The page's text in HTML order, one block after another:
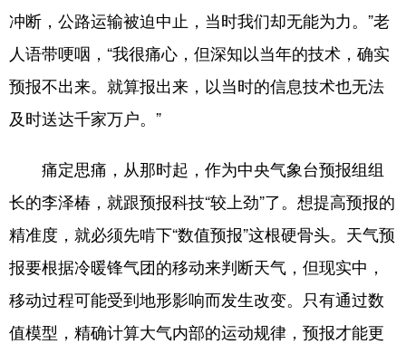
新疆 内蒙古 黑龙江
多语种频道
Русский язык 日本語 한국어
Deutsch Português
冲断，公路运输被迫中止，当时我们却无能为力。”老
人语带哽咽，“我很痛心，但深知以当年的技术，确实
预报不出来。就算报出来，以当时的信息技术也无法
及时送达千家万户。”
痛定思痛，从那时起，作为中央气象台预报组组
长的李泽椿，就跟预报科技“较上劲”了。想提高预报的
精准度，就必须先啃下“数值预报”这根硬骨头。天气预
报要根据冷暖锋气团的移动来判断天气，但现实中，
移动过程可能受到地形影响而发生改变。只有通过数
值模型，精确计算大气内部的运动规律，预报才能更